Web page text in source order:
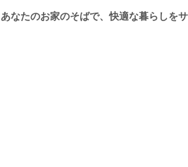
あなたのお家のそばで、快適な暮らしをサ